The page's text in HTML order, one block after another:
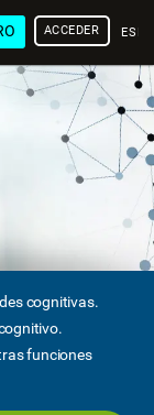
ACCEDER
cognitivas.
funciones